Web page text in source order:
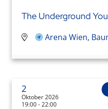
The Underground
Arena Wien,
2
Oktober 2026
19:00 - 22:00